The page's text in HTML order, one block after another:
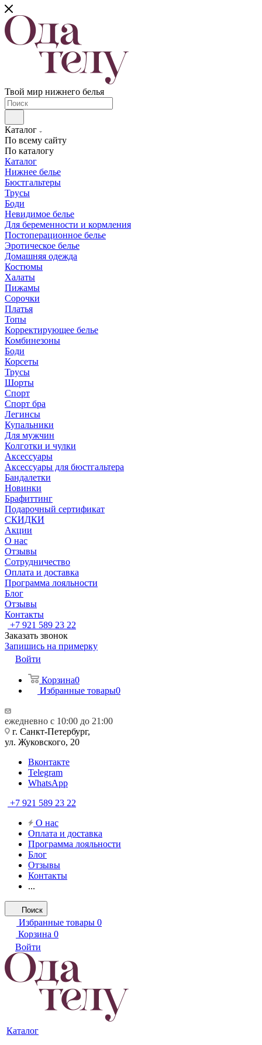
Твой мир нижнего белья
Каталог
По всему сайту
По каталогу
Каталог
Нижнее белье
Бюстгальтеры
Трусы
Боди
Невидимое белье
Для беременности и кормления
Постоперационное белье
Эротическое белье
Домашняя одежда
Костюмы
Халаты
Пижамы
Сорочки
Платья
Топы
Корректирующее белье
Комбинезоны
Боди
Корсеты
Трусы
Шорты
Спорт
Спорт бра
Легинсы
Купальники
Для мужчин
Колготки и чулки
Аксессуары
Аксессуары для бюстгальтера
Бандалетки
Новинки
Брафиттинг
Подарочный сертификат
СКИДКИ
Акции
О нас
Отзывы
Сотрудничество
Оплата и доставка
Программа лояльности
Блог
Отзывы
Контакты
+7 921 589 23 22
Заказать звонок
Запишись на примерку
Войти
Корзина0
Избранные товары0
ежедневно с 10:00 до 21:00
г. Санкт-Петербург,
ул. Жуковского, 20
Вконтакте
Telegram
WhatsApp
+7 921 589 23 22
О нас
Оплата и доставка
Программа лояльности
Блог
Отзывы
Контакты
...
Поиск
Избранные товары 0
Корзина 0
Войти
Каталог